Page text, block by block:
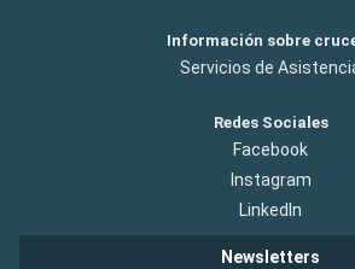
Información sobre
Servicios de
Redes Sociales
Facebook
Instagram
LinkedIn
Newsletters